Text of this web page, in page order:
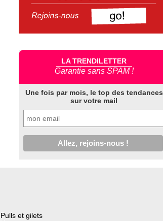
LA TRENDILETTER
Garantie sans SPAM !
Une fois par mois, le top des tendances
sur votre mail
Pulls et gilets